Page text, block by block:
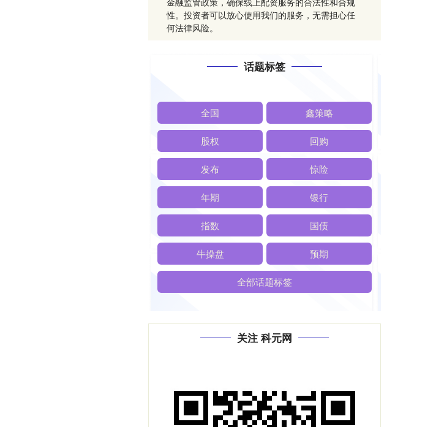
性。投资者可以放心使用我们的服务，无需担心任
何法律风险。
话题标签
全国 鑫策略
股权 回购
发布 惊险
年期 银行
指数 国债
牛操盘 预期
全部话题标签
关注 科元网